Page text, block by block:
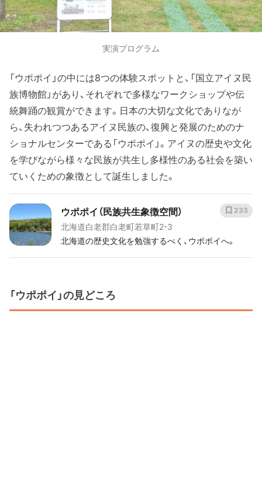
実演プログラム
「ウポポイ」の中には8つの体験スポットと、「国立アイヌ民
族博物館」があり、それぞれで多様なワークショップや伝
統舞踊の観賞ができます。日本の大切な文化でありなが
ら、失われつつあるアイヌ民族の、復興と発展のためのナ
ショナルセンターである「ウポポイ」。アイヌの歴史や文化
を学びながら様々な民族が共生し多様性のある社会を築い
ていくための象徴として誕生しました。
ウポポイ（民族共生象徴空間）
北海道白老郡白老町若草町2-3
北海道の歴史文化を勉強するべく、ウポポイへ。
233
「ウポポイ」の見どころ